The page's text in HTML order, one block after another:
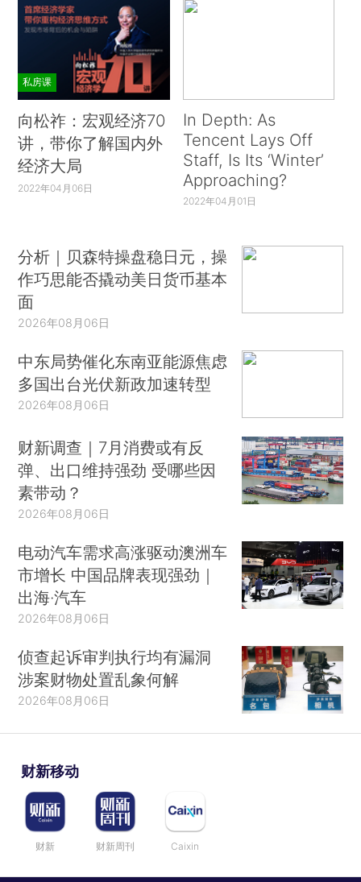
私房课
向松祚：宏观经济70
讲，带你了解国内外
经济大局
2022年04月06日
In Depth: As
Tencent Lays Off
Staff, Is Its ‘Winter’
Approaching?
2022年04月01日
分析｜贝森特操盘稳日元，操
作巧思能否撬动美日货币基本
面
2026年08月06日
中东局势催化东南亚能源焦虑
多国出台光伏新政加速转型
2026年08月06日
财新调查｜7月消费或有反
弹、出口维持强劲 受哪些因
素带动？
2026年08月06日
电动汽车需求高涨驱动澳洲车
市增长 中国品牌表现强劲｜
出海·汽车
2026年08月06日
侦查起诉审判执行均有漏洞
涉案财物处置乱象何解
2026年08月06日
财新移动
财新 财新周刊 Caixin